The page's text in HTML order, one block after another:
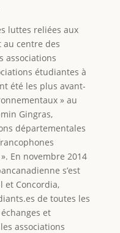
luttes reliées aux
centre des
associations
étudiantes à
été les plus avant-
» au
Gingras,
départementales
En novembre 2014
s’est
et Concordia,
de toutes les
et
associations